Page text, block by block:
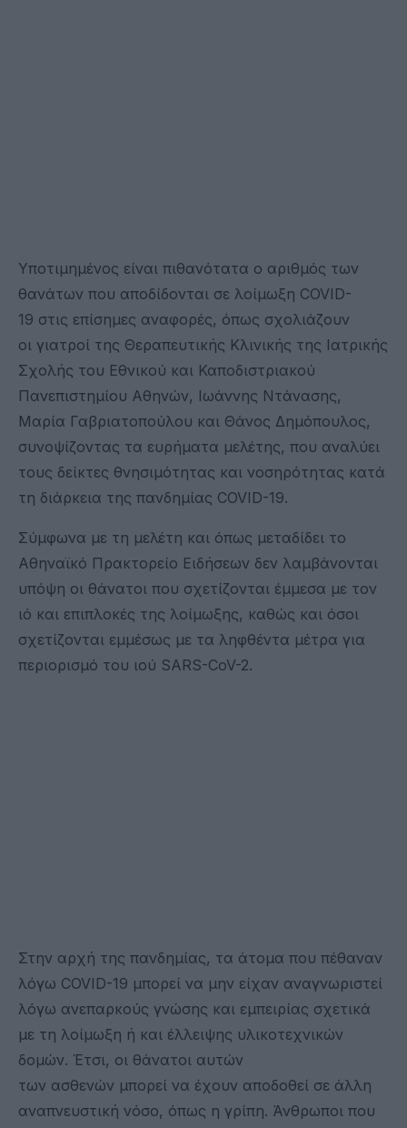
Υποτιμημένος είναι πιθανότατα ο αριθμός των
θανάτων που αποδίδονται σε λοίμωξη COVID-
19 στις επίσημες αναφορές, όπως σχολιάζουν
οι γιατροί της Θεραπευτικής Κλινικής της Ιατρικής
Σχολής του Εθνικού και Καποδιστριακού
Πανεπιστημίου Αθηνών, Ιωάννης Ντάνασης,
Μαρία Γαβριατοπούλου και Θάνος Δημόπουλος,
συνοψίζοντας τα ευρήματα μελέτης, που αναλύει
τους δείκτες θνησιμότητας και νοσηρότητας κατά
τη διάρκεια της πανδημίας COVID-19.
Σύμφωνα με τη μελέτη και όπως μεταδίδει το
Αθηναϊκό Πρακτορείο Ειδήσεων δεν λαμβάνονται
υπόψη οι θάνατοι που σχετίζονται έμμεσα με τον
ιό και επιπλοκές της λοίμωξης, καθώς και όσοι
σχετίζονται εμμέσως με τα ληφθέντα μέτρα για
περιορισμό του ιού SARS-CoV-2.
Στην αρχή της πανδημίας, τα άτομα που πέθαναν
λόγω COVID-19 μπορεί να μην είχαν αναγνωριστεί
λόγω ανεπαρκούς γνώσης και εμπειρίας σχετικά
με τη λοίμωξη ή και έλλειψης υλικοτεχνικών
δομών. Έτσι, οι θάνατοι αυτών
των ασθενών μπορεί να έχουν αποδοθεί σε άλλη
αναπνευστική νόσο, όπως η γρίπη. Άνθρωποι που